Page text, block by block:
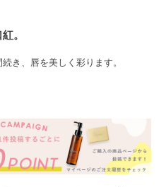
。
き、唇を美しく彩ります。